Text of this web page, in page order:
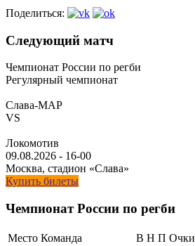
Поделиться:
Следующий матч
Чемпионат России по регби
Регулярный чемпионат
Слава-МАР
VS
Локомотив
09.08.2026 - 16-00
Москва, стадион «Слава»
Купить билеты
Чемпионат России по регби
Место Команда В Н П Очки